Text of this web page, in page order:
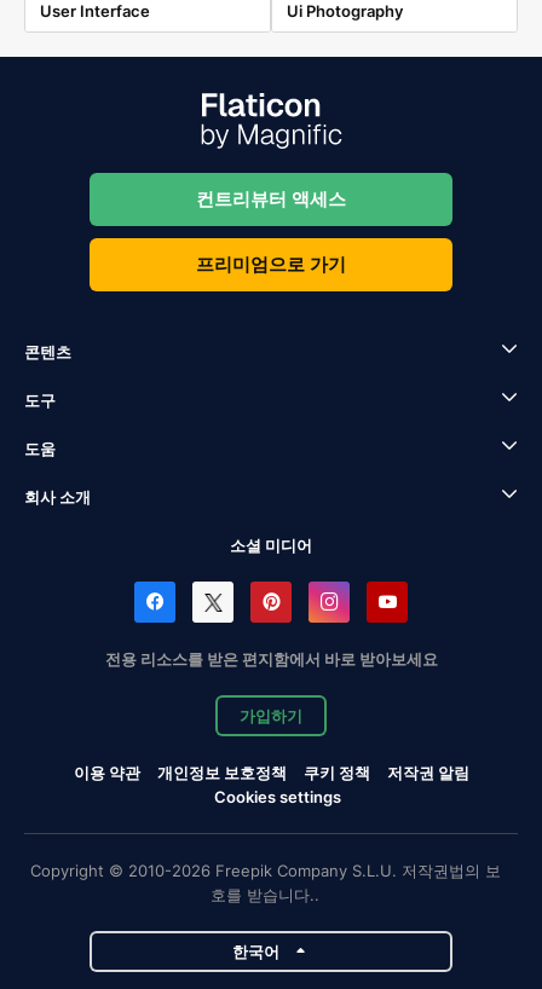
User Interface Ui Photography
컨트리뷰터 액세스
프리미엄으로 가기
콘텐츠
도구
도움
회사 소개
소셜 미디어
전용 리소스를 받은 편지함에서 바로 받아보세요
가입하기
이용 약관 개인정보 보호정책 쿠키 정책
저작권 알림
Cookies settings
Copyright © 2010-2026 Freepik Company S.L.U. 저작권법의 보
호를 받습니다..
한국어